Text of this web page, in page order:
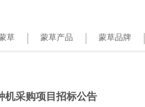
草 蒙草产品 蒙草品牌
机采购项目招标公告